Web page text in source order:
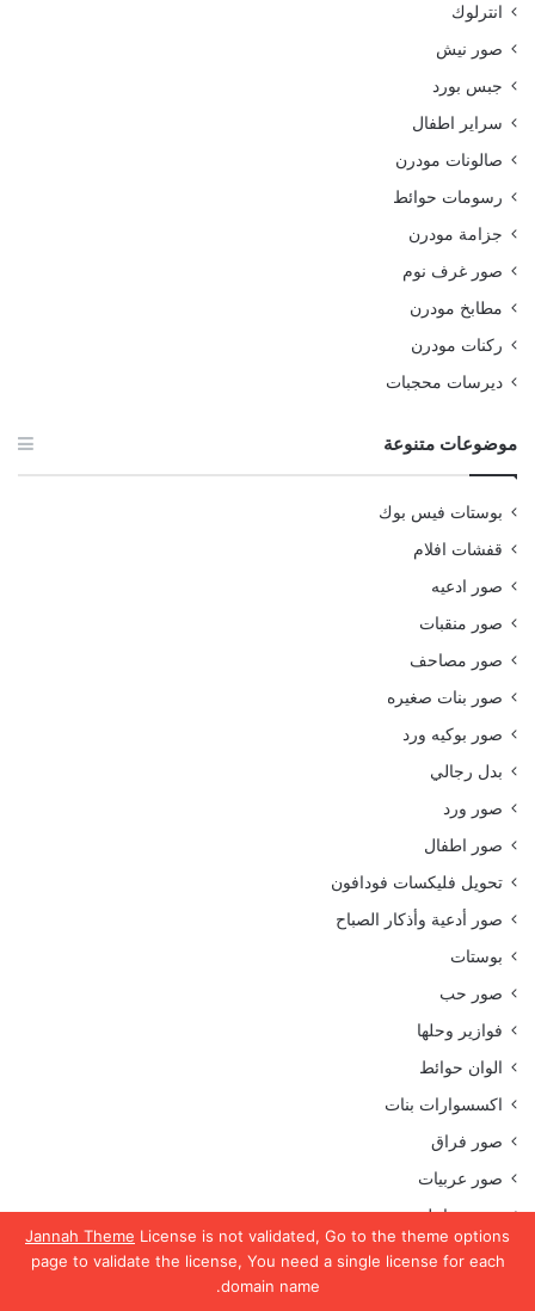
Jannah Theme License is not validated, Go to the theme options
page to validate the license, You need a single license for each
domain name.
انترلوك
صور نيش
جبس بورد
سراير اطفال
صالونات مودرن
رسومات حوائط
جزامة مودرن
صور غرف نوم
مطابخ مودرن
ركنات مودرن
ديرسات محجبات
موضوعات متنوعة
بوستات فيس بوك
قفشات افلام
صور ادعيه
صور منقبات
صور مصاحف
صور بنات صغيره
صور بوكيه ورد
بدل رجالي
صور ورد
صور اطفال
تحويل فليكسات فودافون
صور أدعية وأذكار الصباح
بوستات
صور حب
فوازير وحلها
الوان حوائط
اكسسوارات بنات
صور فراق
صور عربيات
صور حوامل
صور بحبك